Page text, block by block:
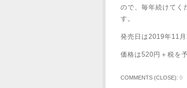
ので、毎年続けてく
す。
発売日は2019年11月
価格は520円＋税を
COMMENTS (CLOSE): 0